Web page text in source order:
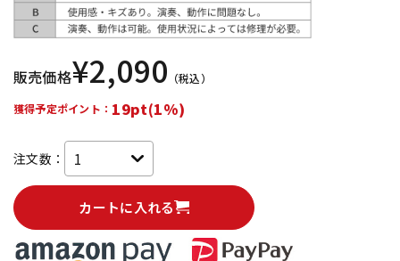
販売価格¥2,090 （税込）
獲得予定ポイント： 19pt(1%)
注文数：
カートに入れる